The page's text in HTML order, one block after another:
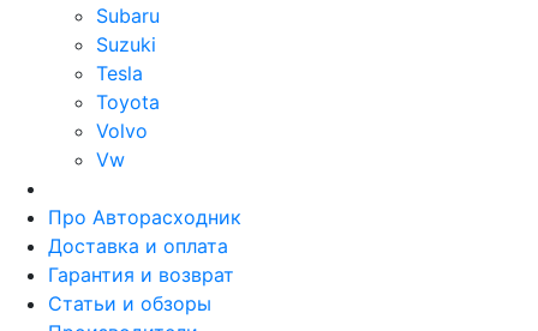
Subaru
Suzuki
Tesla
Toyota
Volvo
Vw
Про Авторасходник
Доставка и оплата
Гарантия и возврат
Статьи и обзоры